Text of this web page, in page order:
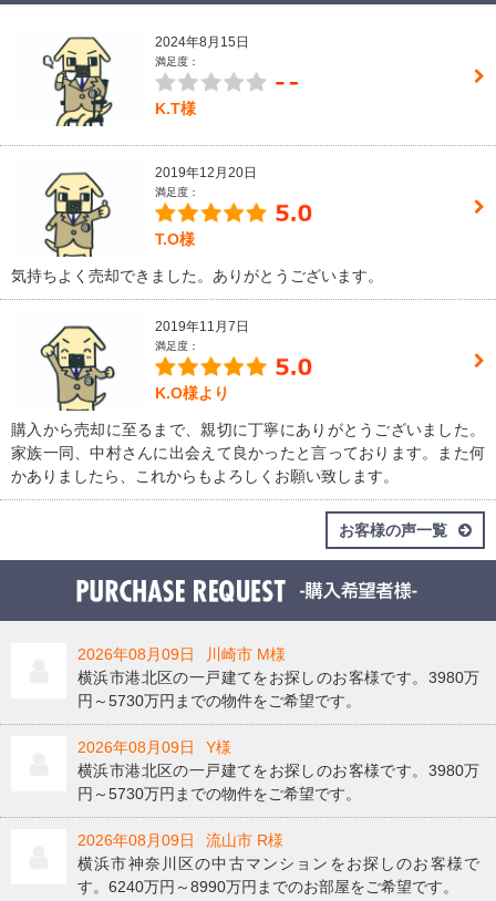
2024年8月15日
満足度：
K.T様
2019年12月20日
満足度：
T.O様
気持ちよく売却できました。ありがとうございます。
2019年11月7日
満足度：
K.O様より
購入から売却に至るまで、親切に丁寧にありがとうございました。
家族一同、中村さんに出会えて良かったと言っております。また何
かありましたら、これからもよろしくお願い致します。
お客様の声一覧
2026年08月09日
川崎市 M様
横浜市港北区の一戸建てをお探しのお客様です。3980万
円～5730万円までの物件をご希望です。
2026年08月09日
Y様
横浜市港北区の一戸建てをお探しのお客様です。3980万
円～5730万円までの物件をご希望です。
2026年08月09日
流山市 R様
横浜市神奈川区の中古マンションをお探しのお客様で
す。6240万円～8990万円までのお部屋をご希望です。